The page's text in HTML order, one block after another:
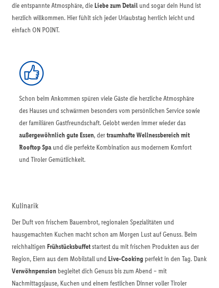
die entspannte Atmosphäre, die Liebe zum Detail und sogar dein Hund ist
herzlich willkommen. Hier fühlt sich jeder Urlaubstag herrlich leicht und
einfach ON POINT.
Schon beim Ankommen spüren viele Gäste die herzliche Atmosphäre
des Hauses und schwärmen besonders vom persönlichen Service sowie
der familiären Gastfreundschaft. Gelobt werden immer wieder das
außergewöhnlich gute Essen, dertraumhafte Wellnessbereich mit
Rooftop Spa und die perfekte Kombination aus modernem Komfort
und Tiroler Gemütlichkeit.
Kulinarik
Der Duft von frischem Bauernbrot, regionalen Spezialitäten und
hausgemachten Kuchen macht schon am Morgen Lust auf Genuss. Beim
reichhaltigen Frühstücksbuffetstartest du mit frischen Produkten aus der
Region, Eiern aus dem Mobilstall und Live-Cookingperfekt in den Tag. Dank
Verwöhnpension begleitet dich Genuss bis zum Abend – mit
Nachmittagsjause, Kuchen und einem festlichen Dinner voller Tiroler